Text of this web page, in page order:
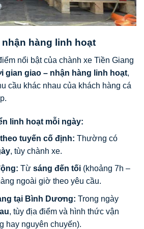
hàng linh hoạt
nổi bật của chành xe Tiền Giang
gian giao – nhận hàng linh hoạt,
cầu khác nhau của khách hàng cá
linh hoạt mỗi ngày:
tuyến cố định: Thường có
, tùy chành xe.
Từ sáng đến tối(khoảng 7h –
ngoài giờ theo yêu cầu.
tại Bình Dương: Trong ngày
, tùy địa điểm và hình thức vận
hay nguyên chuyến).